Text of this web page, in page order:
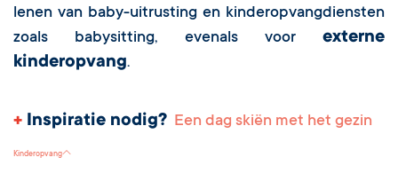
lenen van baby-uitrusting en kinderopvangdiensten
zoals babysitting, evenals voor externe
kinderopvang.
+ Inspiratie nodig? Een dag skiën met het gezin
Kinderopvang